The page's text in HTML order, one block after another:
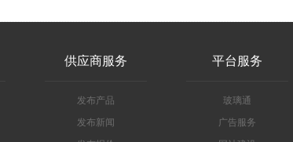
供应商服务
发布产品
发布新闻
平台服务
玻璃通
广告服务